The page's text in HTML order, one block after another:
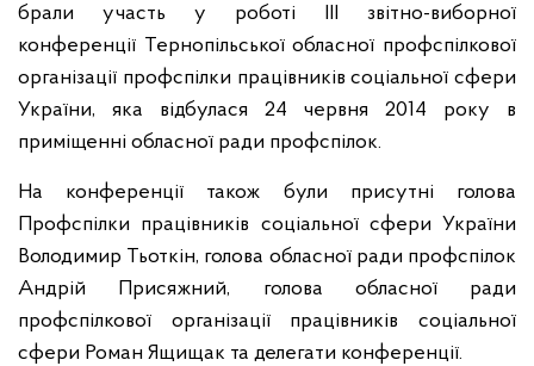
брали участь у роботі ІІІ звітно-виборної
конференції Тернопільської обласної профспілкової
організації профспілки працівників соціальної сфери
України, яка відбулася 24 червня 2014 року в
приміщенні обласної ради профспілок.
На конференції також були присутні голова
Профспілки працівників соціальної сфери України
Володимир Тьоткін, голова обласної ради профспілок
Андрій Присяжний, голова обласної ради
профспілкової організації працівників соціальної
сфери Роман Ящищак та делегати конференції.